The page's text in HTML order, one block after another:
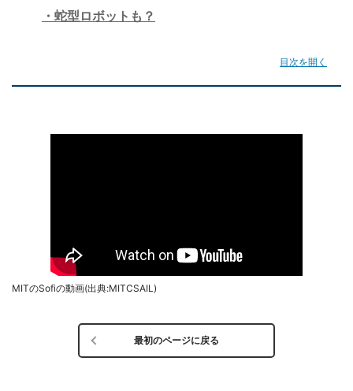
蛇型ロボットも？
目次を開く
MITのSofiの動画(出典:MITCSAIL)
最初のページに戻る